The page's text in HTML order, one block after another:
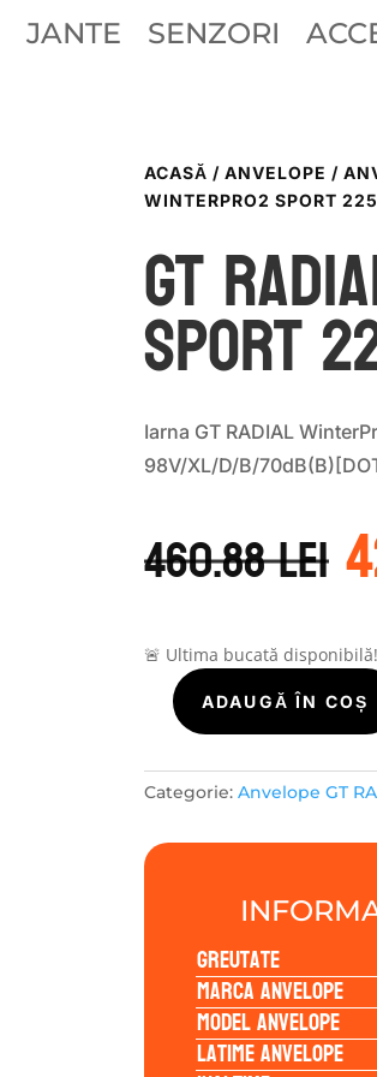
JANTE SENZORI
ACASĂ / ANVELOPE /
WINTERPRO2 SPORT
GT
SPORT
Iarna GT RADIAL
98V/XL/D/B/
460.88leia
🚨 Ultima bucată
Cantitate
Radial
WINTERPRO2
225/50R17
98V
ADAUGĂ ÎN COȘ
Categorie: Anvelope GT
Greutate
Marca anvelope
Model anvelope
Latime anvelope